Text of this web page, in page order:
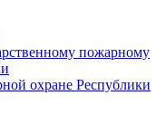
пожарному
охране Республики